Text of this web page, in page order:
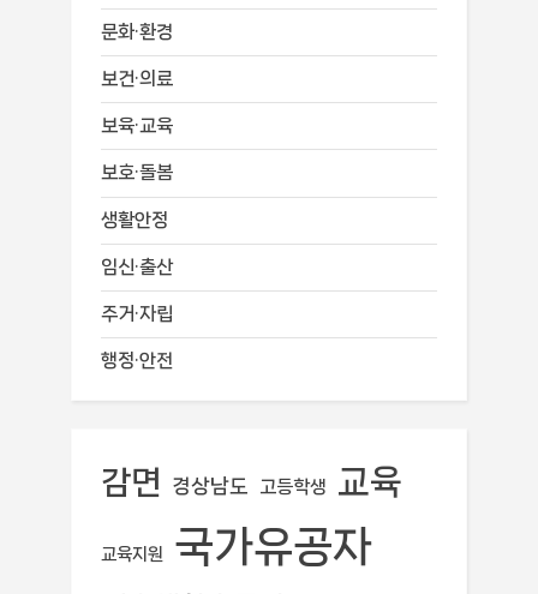
문화·환경
보건·의료
보육·교육
보호·돌봄
생활안정
임신·출산
주거·자립
행정·안전
감면 경상남도 고등학생 교육
교육지원 국가유공자